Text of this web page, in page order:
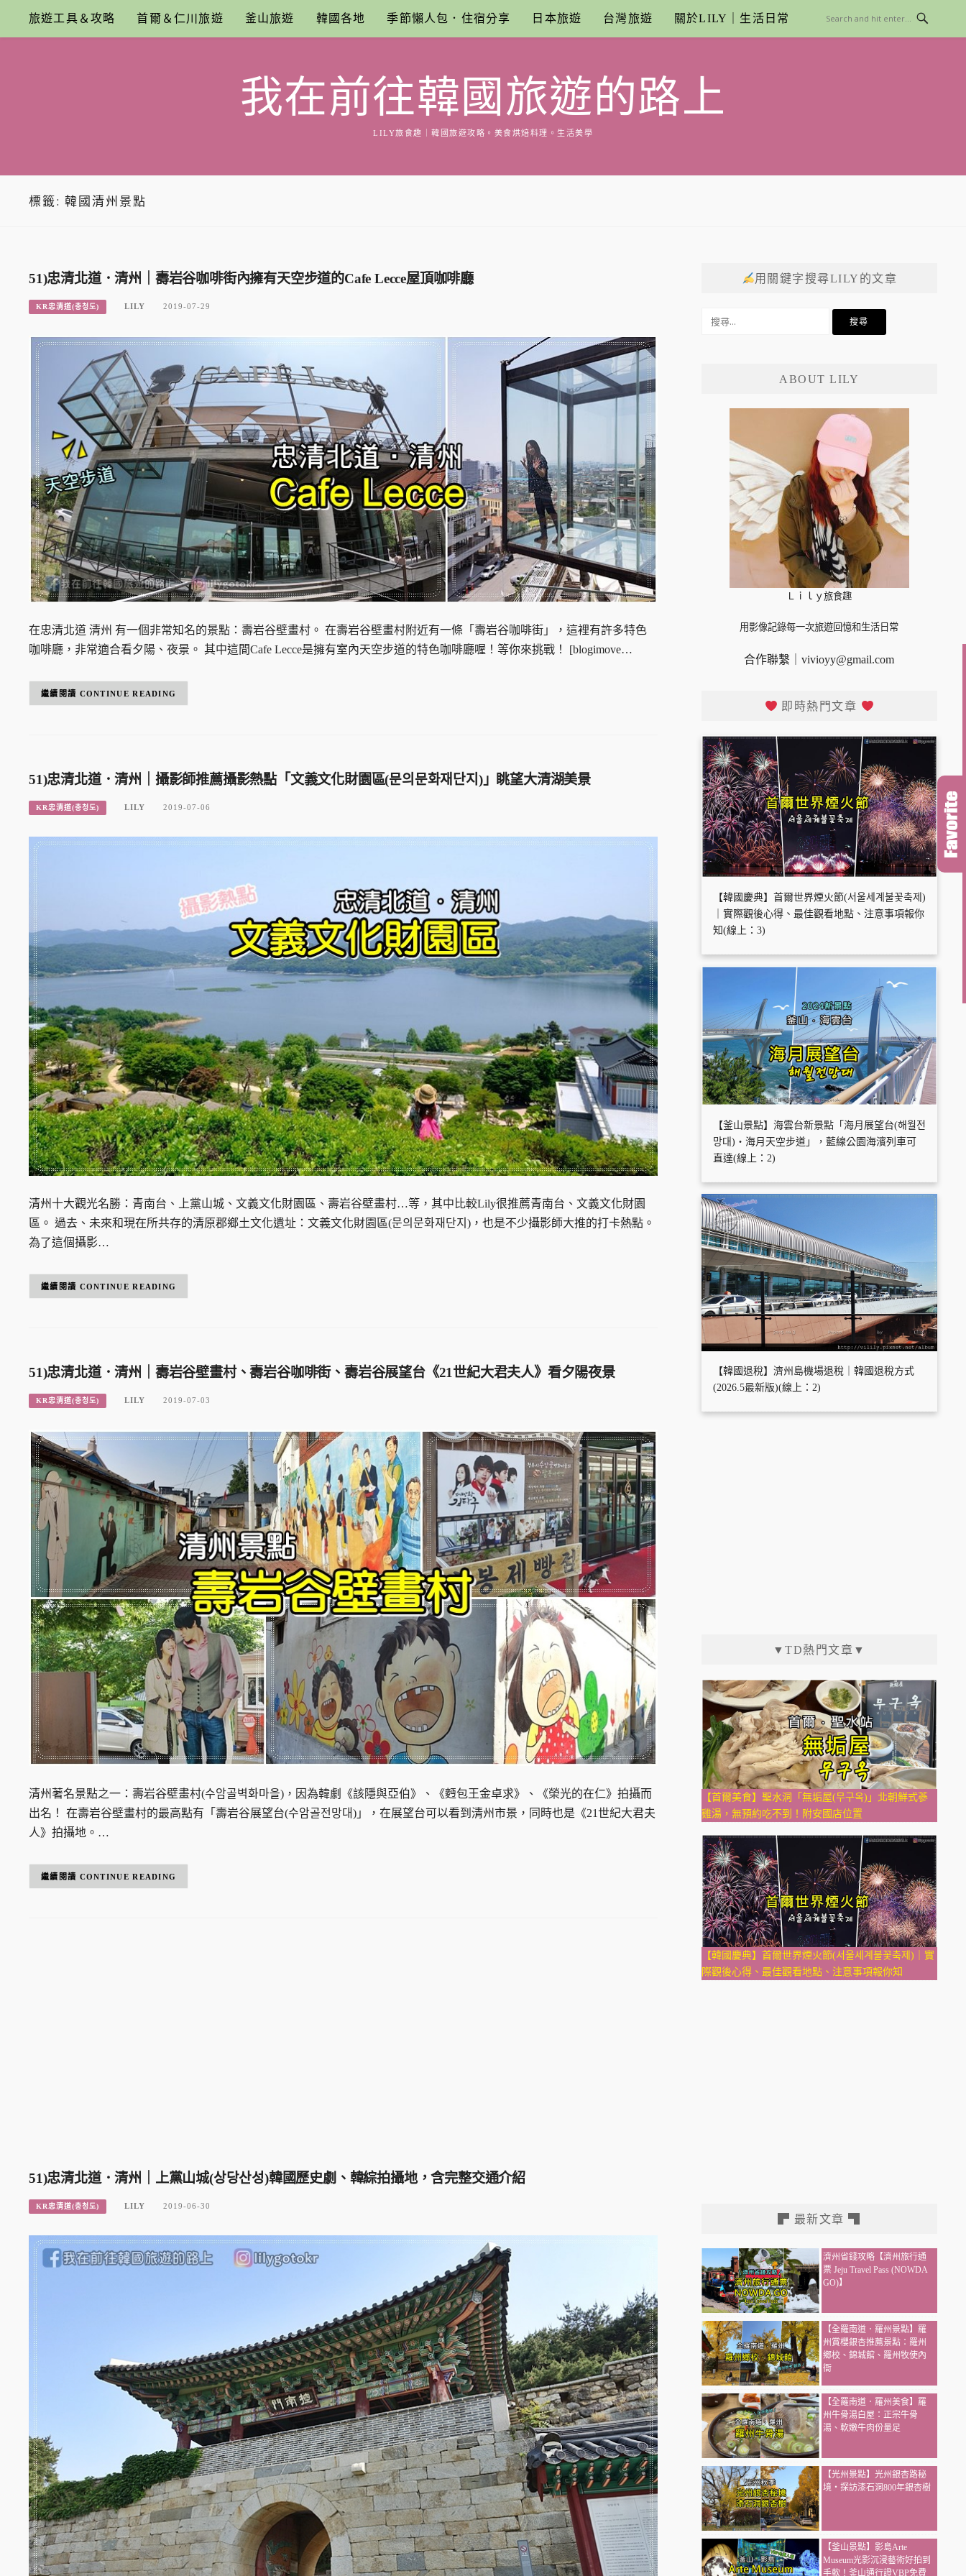
content
旅遊工具＆攻略 首爾＆仁川旅遊 釜山旅遊 韓國各地 季節懶人包．住宿分享 日本旅遊 台灣旅遊 關於LILY｜生活日常
我在前往韓國旅遊的路上
LILY旅食趣｜韓國旅遊攻略。美食烘焙料理。生活美學
標籤: 韓國清州景點
51)忠清北道．清州｜壽岩谷咖啡街內擁有天空步道的Cafe Lecce屋頂咖啡廳
KR忠清道(충청도) LILY 2019-07-29
在忠清北道 清州 有一個非常知名的景點：壽岩谷壁畫村。 在壽岩谷壁畫村附近有一條「壽岩谷咖啡街」，這裡有許多特色
咖啡廳，非常適合看夕陽、夜景。 其中這間Cafe Lecce是擁有室內天空步道的特色咖啡廳喔！等你來挑戰！ [blogimove…
CONTINUE READING
51)忠清北道．清州｜攝影師推薦攝影熱點「文義文化財園區(문의문화재단지)」眺望大清湖美景
KR忠清道(충청도) LILY 2019-07-06
清州十大觀光名勝：青南台、上黨山城、文義文化財園區、壽岩谷壁畫村…等，其中比較Lily很推薦青南台、文義文化財園
區。 過去、未來和現在所共存的清原郡鄉土文化遺址：文義文化財園區(문의문화재단지)，也是不少攝影師大推的打卡熱點。
為了這個攝影…
CONTINUE READING
51)忠清北道．清州｜壽岩谷壁畫村、壽岩谷咖啡街、壽岩谷展望台《21世紀大君夫人》看夕陽夜景
KR忠清道(충청도) LILY 2019-07-03
清州著名景點之一：壽岩谷壁畫村(수암골벽화마을)，因為韓劇《該隱與亞伯》、《麪包王金卓求》、《榮光的在仁》拍攝而
出名！ 在壽岩谷壁畫村的最高點有「壽岩谷展望台(수암골전망대)」，在展望台可以看到清州市景，同時也是《21世紀大君夫
人》拍攝地。…
CONTINUE READING
51)忠清北道．清州｜上黨山城(상당산성)韓國歷史劇、韓綜拍攝地，含完整交通介紹
KR忠清道(충청도) LILY 2019-06-30
用關鍵字搜尋LILY的文章
ABOUT LILY
Ｌｉｌｙ旅食趣
用影像記錄每一次旅遊回憶和生活日常
合作聯繫｜vivioyy@gmail.com
即時熱門文章
【韓國慶典】首爾世界煙火節(서울세계불꽃축제)
｜實際觀後心得、最佳觀看地點、注意事項報你
知(線上：3)
【釜山景點】海雲台新景點「海月展望台(해월전
망대)・海月天空步道」，藍線公園海濱列車可
直達(線上：2)
【韓國退稅】濟州島機場退稅｜韓國退稅方式
(2026.5最新版)(線上：2)
▼TD熱門文章▼
【首爾美食】聖水洞「無垢屋(무구옥)」北朝鮮式蔘
雞湯，無預約吃不到！附安國店位置
【韓國慶典】首爾世界煙火節(서울세계불꽃축제)｜實
際觀後心得、最佳觀看地點、注意事項報你知
▛ 最新文章 ▜
濟州省錢攻略【濟州旅行通
票 Jeju Travel Pass (NOWDA
GO)】
【全羅南道．羅州景點】羅
州賞櫻銀杏推薦景點：羅州
鄉校、錦城館、羅州牧使內
衙
【全羅南道．羅州美食】羅
州牛骨湯白屋：正宗牛骨
湯、軟嫩牛肉份量足
【光州景點】光州銀杏路秘
境・探訪漆石洞800年銀杏樹
【釜山景點】影島Arte
Museum光影沉浸藝術好拍到
手軟！釜山通行證VBP免費